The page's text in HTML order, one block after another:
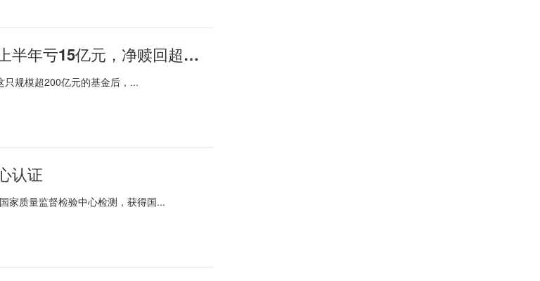
焦点资讯：明星基金经理出走后：农银新能源主题上半年亏15亿元，净赎回超10亿份
规模超200亿元的基金后，...
认证
家质量监督检验中心检测，获得国...